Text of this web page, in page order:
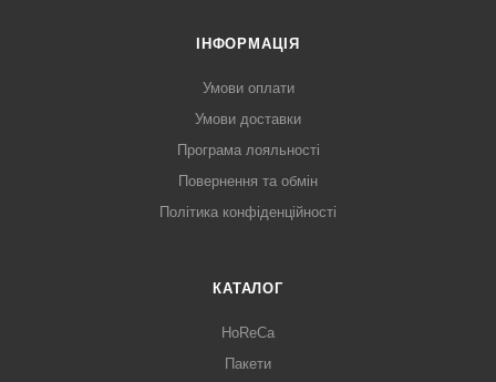
ІНФОРМАЦІЯ
Умови оплати
Умови доставки
Програма лояльності
Повернення та обмін
Політика конфіденційності
КАТАЛОГ
HoReCa
Пакети